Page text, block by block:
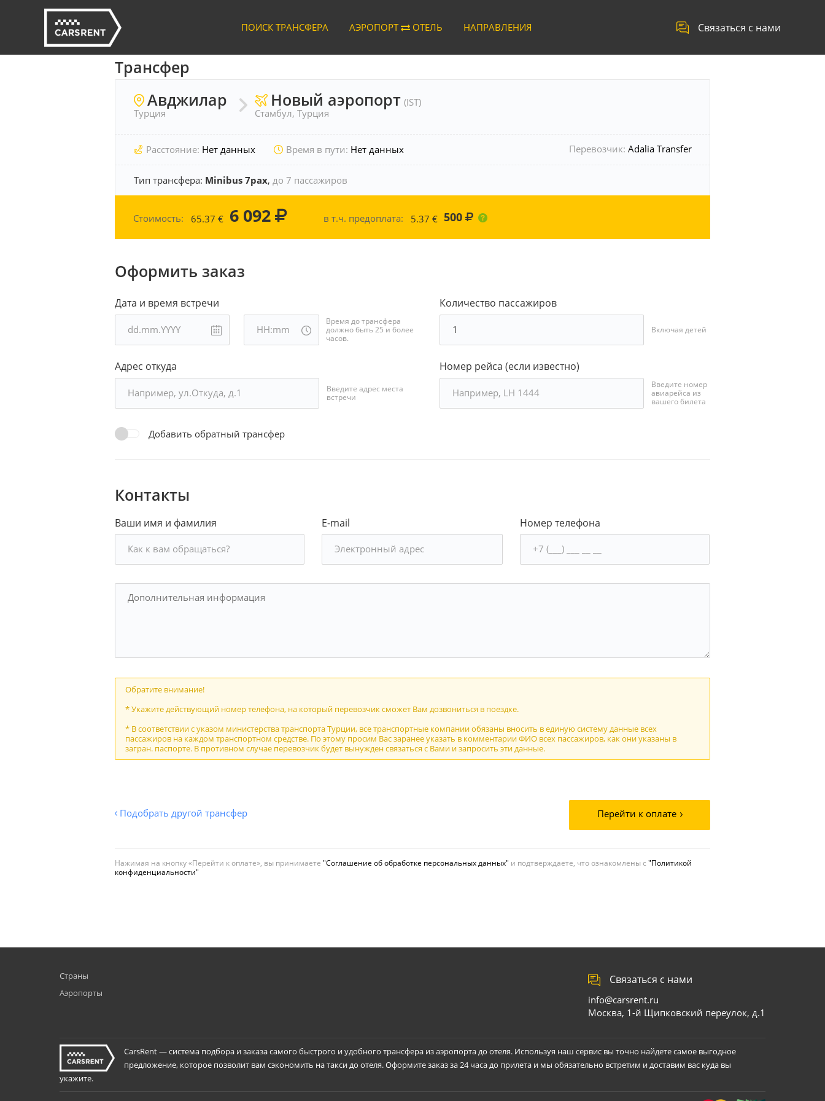
Связаться с нами
ПОИСК ТРАНСФЕРА АЭРОПОРТ ОТЕЛЬ НАПРАВЛЕНИЯ
Трансфер
Авджилар
Турция
Новый аэропорт (IST)
Стамбул, Турция
Расстояние: Нет данных Время в пути: Нет данных Перевозчик: Adalia Transfer
Тип трансфера: Minibus 7pax, до 7 пассажиров
Стоимость: 65.37 € 6 092 в т.ч. предоплата: 5.37 € 500
Оформить заказ
Дата и время встречи
Время до трансфера
должно быть 25 и более
часов.
Количество пассажиров
Включая детей
Адрес откуда
Введите адрес места
встречи
Номер рейса (если известно)
Введите номер
авиарейса из
вашего билета
Добавить обратный трансфер
Контакты
Ваши имя и фамилия E-mail Номер телефона
Обратите внимание!
* Укажите действующий номер телефона, на который перевозчик сможет Вам дозвониться в поездке.
* В соответствии с указом министерства транспорта Турции, все транспортные компании обязаны вносить в единую систему данные всех
пассажиров на каждом транспортном средстве. По этому просим Вас заранее указать в комментарии ФИО всех пассажиров, как они указаны в
загран. паспорте. В противном случае перевозчик будет вынужден связаться с Вами и запросить эти данные.
Перейти к оплате
Подобрать другой трансфер
Нажимая на кнопку «Перейти к оплате», вы принимаете "Соглашение об обработке персональных данных" и подтверждаете, что ознакомлены с "Политикой
конфиденциальности"
Связаться с нами
info@carsrent.ru
Москва, 1-й Щипковский переулок, д.1
Страны
Аэропорты
CarsRent — система подбора и заказа самого быстрого и удобного трансфера из аэропорта до отеля. Используя наш сервис вы точно найдете самое выгодное
предложение, которое позволит вам сэкономить на такси до отеля. Оформите заказ за 24 часа до прилета и мы обязательно встретим и доставим вас куда вы
укажите.